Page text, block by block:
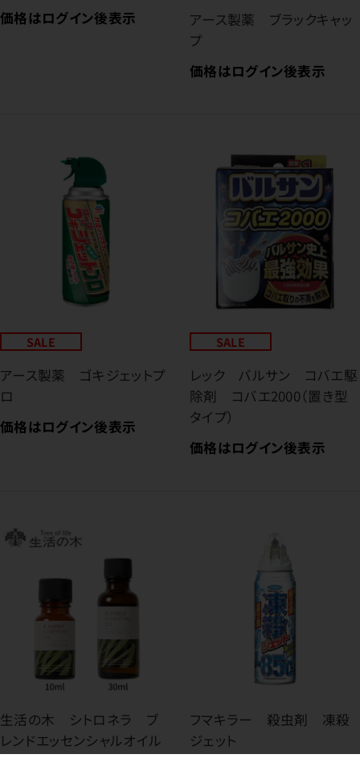
価格はログイン後表示
アース製薬 ブラックキャッ
プ
価格はログイン後表示
SALE
アース製薬 ゴキジェットプ
ロ
価格はログイン後表示
SALE
レック バルサン コバエ駆
除剤 コバエ2000（置き型
タイプ）
価格はログイン後表示
生活の木 シトロネラ ブ
レンドエッセンシャルオイル
フマキラー 殺虫剤 凍殺
ジェット